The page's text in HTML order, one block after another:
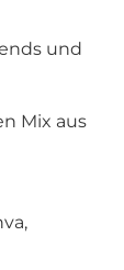
und
Mix aus